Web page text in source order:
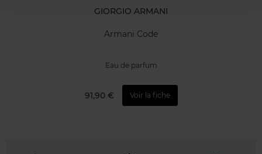
GIORGIO ARMANI
Armani Code
Eau de parfum
91,90 € Voir la fiche